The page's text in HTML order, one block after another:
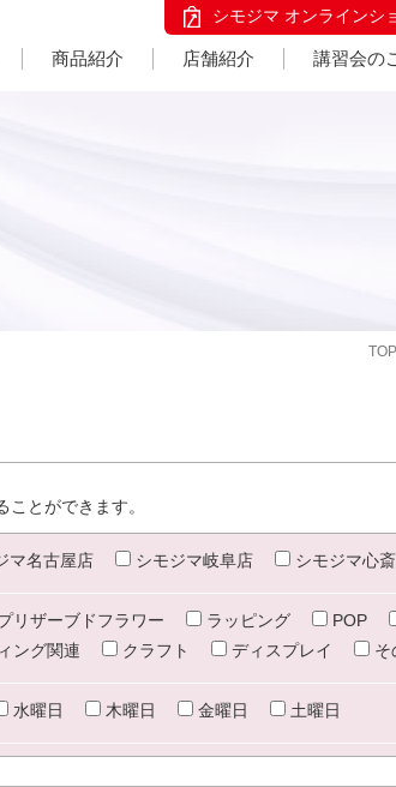
シモジマ オンラインシ
商品紹介 店舗紹介 講習会の
TOP
とができます。
マ名古屋店 シモジマ岐阜店 シモジマ心
リザーブドフラワー ラッピング POP
ング関連 クラフト ディスプレイ そ
水曜日 木曜日 金曜日 土曜日